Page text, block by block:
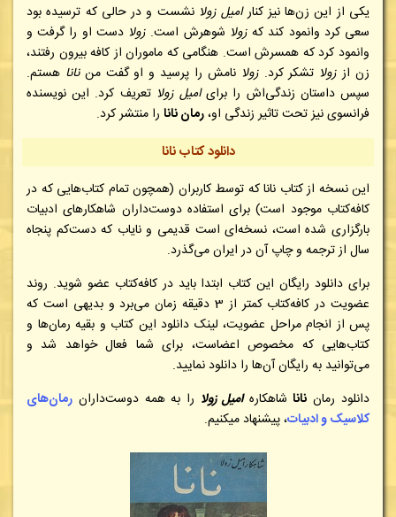
یکی از این زن‌ها نیز کنارامیل زولا نشست و در حالی که ترسیده بود
سعی کرد وانمود کند کهزولا شوهرش است. زولا دست او را گرفت و
وانمود کرد که همسرش است. هنگامی که ماموران از کافه بیرون رفتند،
زن از زولا تشکر کرد.زولا نامش را پرسید و او گفت مننانا هستم.
سپس داستان زندگی‌اش را برایامیل زولا تعریف کرد. این نویسنده
فرانسوی نیز تحت تاثیر زندگی او،رمان نانا را منتشر کرد.
دانلود کتاب نانا
این نسخه از کتاب نانا که توسط کاربران (همچون تمام کتاب‌هایی که در
کافه‌کتاب موجود است) برای استفاده دوست‌داران شاهکارهای ادبیات
بارگزاری شده است، نسخه‌ای است قدیمی و نایاب که دست‌کم پنجاه
سال از ترجمه و چاپ آن در ایران می‌گذرد.
برای دانلود رایگان این کتاب ابتدا باید در کافه‌کتاب عضو شوید. روند
عضویت در کافه‌کتاب کمتر از 3 دقیقه زمان می‌برد و بدیهی است که
پس از انجام مراحل عضویت، لینک دانلود این کتاب و بقیه رمان‌ها و
کتاب‌هایی که مخصوص اعضاست، برای شما فعال خواهد شد و
می‌توانید به رایگان آن‌ها را دانلود نمایید.
دانلود رمان ناناشاهکارهامیل زولا را به همه دوست‌داران رمان‌های
کلاسیک و ادبیات، پیشنهاد میکنیم.